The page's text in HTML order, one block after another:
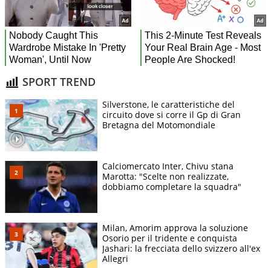
SPORT TREND
Silverstone, le caratteristiche del
circuito dove si corre il Gp di Gran
Bretagna del Motomondiale
Calciomercato Inter, Chivu stana
Marotta: "Scelte non realizzate,
dobbiamo completare la squadra"
Milan, Amorim approva la soluzione
Osorio per il tridente e conquista
Jashari: la frecciata dello svizzero all'ex
Allegri